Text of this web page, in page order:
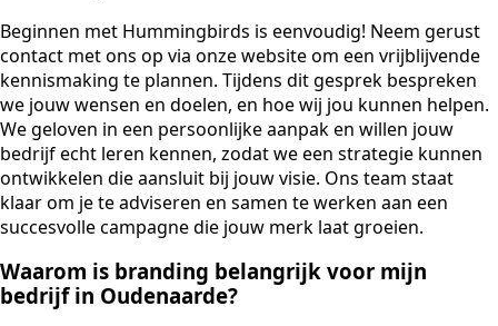
Beginnen met Hummingbirds is eenvoudig! Neem gerust
contact met ons op via onze website om een vrijblijvende
kennismaking te plannen. Tijdens dit gesprek bespreken
we jouw wensen en doelen, en hoe wij jou kunnen helpen.
We geloven in een persoonlijke aanpak en willen jouw
bedrijf echt leren kennen, zodat we een strategie kunnen
ontwikkelen die aansluit bij jouw visie. Ons team staat
klaar om je te adviseren en samen te werken aan een
succesvolle campagne die jouw merk laat groeien.
Waarom is branding belangrijk voor mijn
bedrijf in Oudenaarde?